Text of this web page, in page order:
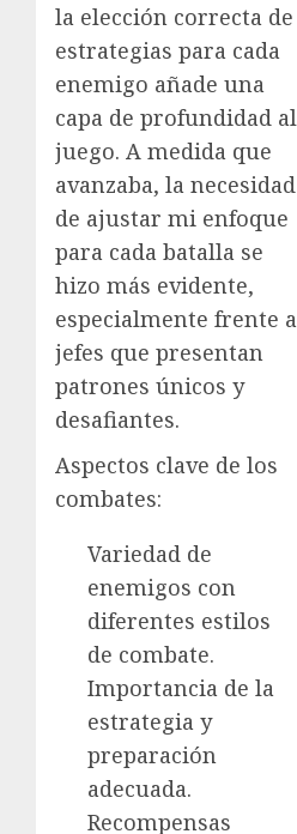
la elección correcta de
estrategias para cada
enemigo añade una
capa de profundidad al
juego. A medida que
avanzaba, la necesidad
de ajustar mi enfoque
para cada batalla se
hizo más evidente,
especialmente frente a
jefes que presentan
patrones únicos y
desafiantes.
Aspectos clave de los
combates:
Variedad de
enemigos con
diferentes estilos
de combate.
Importancia de la
estrategia y
preparación
adecuada.
Recompensas